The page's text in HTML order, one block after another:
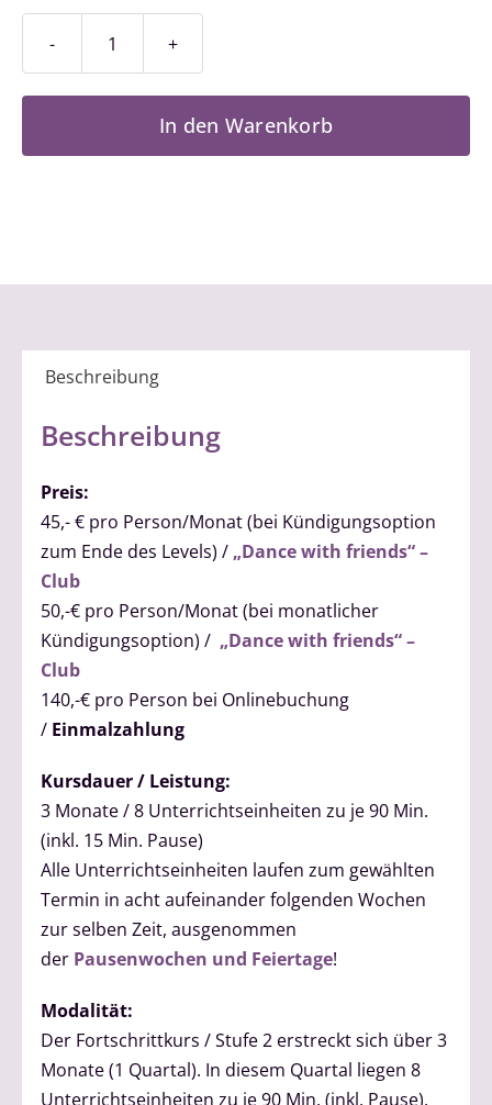
Fortschrittkurs
In den Warenkorb
Beschreibung
Beschreibung
Preis:
45,- € pro Person/Monat (bei Kündigungsoption
zum Ende des Levels) / „Dance with friends“ –
Club
50,-€ pro Person/Monat (bei monatlicher
Kündigungsoption) / „Dance with friends“ –
Club
140,-€ pro Person bei Onlinebuchung
/ Einmalzahlung
Kursdauer / Leistung:
3 Monate / 8 Unterrichtseinheiten zu je 90 Min.
(inkl. 15 Min. Pause)
Alle Unterrichtseinheiten laufen zum gewählten
Termin in acht aufeinander folgenden Wochen
zur selben Zeit, ausgenommen
der Pausenwochen und Feiertage!
Modalität:
Der Fortschrittkurs / Stufe 2 erstreckt sich über 3
Monate (1 Quartal). In diesem Quartal liegen 8
Unterrichtseinheiten zu je 90 Min. (inkl. Pause).